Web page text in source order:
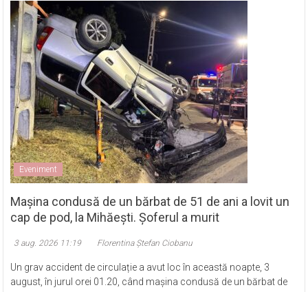
Eveniment
Mașina condusă de un bărbat de 51 de ani a lovit un
cap de pod, la Mihăești. Șoferul a murit
3 aug. 2026 11:19 Florentina Ștefan Ciobanu
Un grav accident de circulație a avut loc în această noapte, 3
august, în jurul orei 01.20, când mașina condusă de un bărbat de